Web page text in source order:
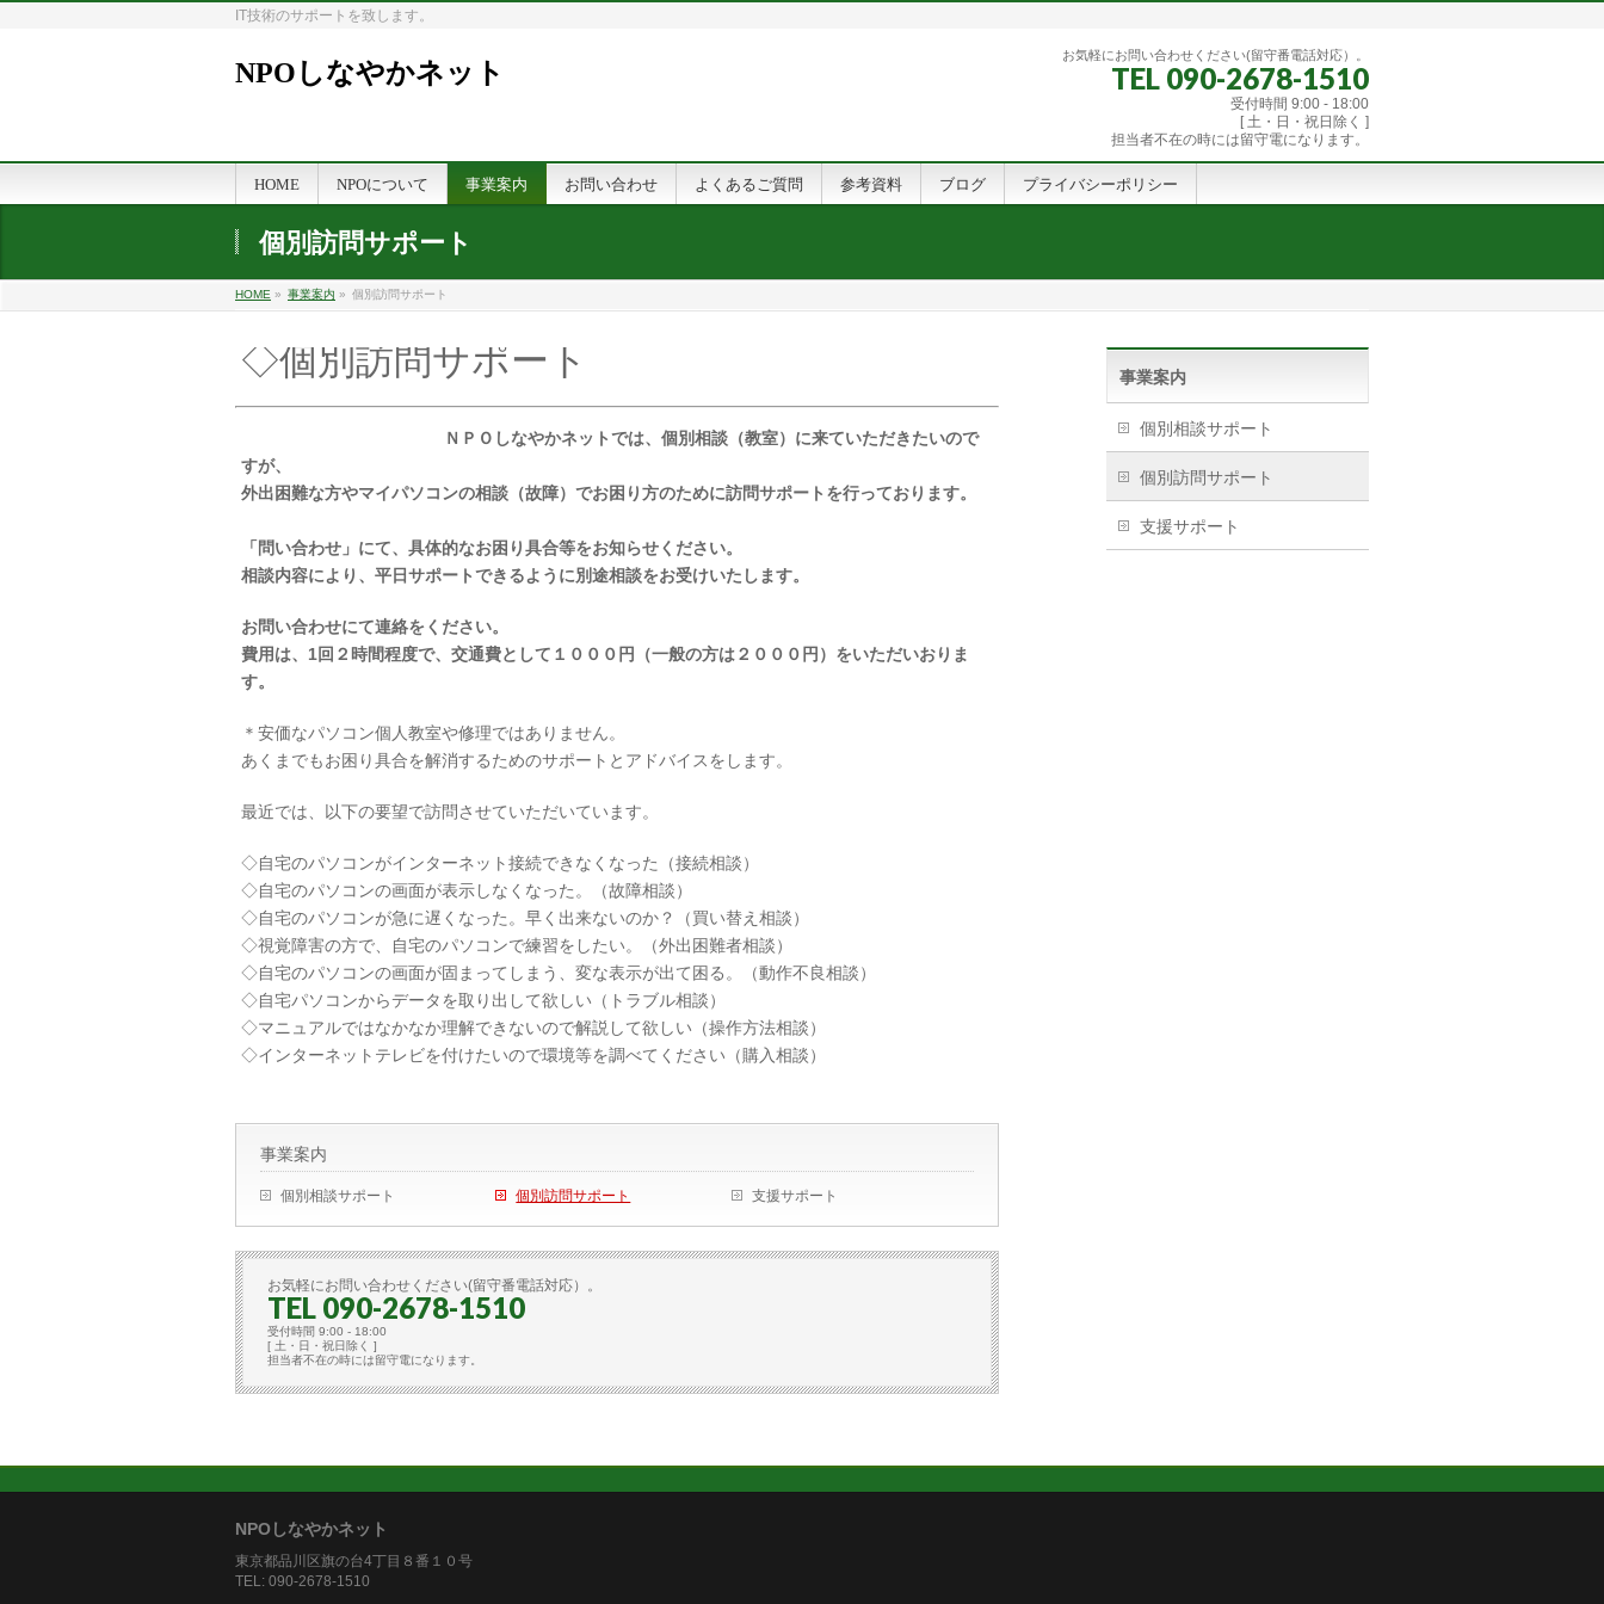
IT技術のサポートを致します。
NPOしなやかネット
お気軽にお問い合わせください(留守番電話対応）。
TEL 090-2678-1510
受付時間 9:00 - 18:00
[ 土・日・祝日除く ]
担当者不在の時には留守電になります。
HOME NPOについて 事業案内 お問い合わせ よくあるご質問 参考資料 ブログ プライバシーポリシー
個別訪問サポート
HOME » 事業案内 » 個別訪問サポート
◇個別訪問サポート
ＮＰＯしなやかネットでは、個別相談（教室）に来ていただきたいので
すが、
外出困難な方やマイパソコンの相談（故障）でお困り方のために訪問サポートを行っております。
「問い合わせ」にて、具体的なお困り具合等をお知らせください。
相談内容により、平日サポートできるように別途相談をお受けいたします。
お問い合わせにて連絡をください。
費用は、1回２時間程度で、交通費として１０００円（一般の方は２０００円）をいただいおりま
す。
＊安価なパソコン個人教室や修理ではありません。
あくまでもお困り具合を解消するためのサポートとアドバイスをします。
最近では、以下の要望で訪問させていただいています。
◇自宅のパソコンがインターネット接続できなくなった（接続相談）
◇自宅のパソコンの画面が表示しなくなった。（故障相談）
◇自宅のパソコンが急に遅くなった。早く出来ないのか？（買い替え相談）
◇視覚障害の方で、自宅のパソコンで練習をしたい。（外出困難者相談）
◇自宅のパソコンの画面が固まってしまう、変な表示が出て困る。（動作不良相談）
◇自宅パソコンからデータを取り出して欲しい（トラブル相談）
◇マニュアルではなかなか理解できないので解説して欲しい（操作方法相談）
◇インターネットテレビを付けたいので環境等を調べてください（購入相談）
事業案内
個別相談サポート 個別訪問サポート 支援サポート
お気軽にお問い合わせください(留守番電話対応）。
TEL 090-2678-1510
受付時間 9:00 - 18:00
[ 土・日・祝日除く ]
担当者不在の時には留守電になります。
事業案内
個別相談サポート
個別訪問サポート
支援サポート
NPOしなやかネット
東京都品川区旗の台4丁目８番１０号
TEL: 090-2678-1510